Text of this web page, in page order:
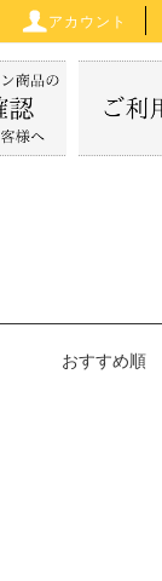
アカウント
おすすめ順